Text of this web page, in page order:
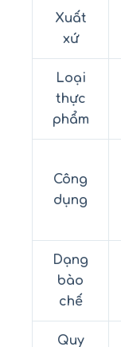
Xuất
xứ
Loại
thực
phẩm
Công
dụng
Dạng
bào
chế
Quy